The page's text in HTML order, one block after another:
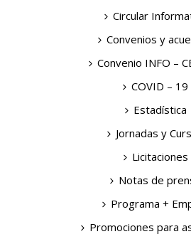
Circular
Convenios y
Convenio INFO –
COVID – 19
Estadística
Jornadas y
Licitaciones
Notas de
Programa +
Promociones para